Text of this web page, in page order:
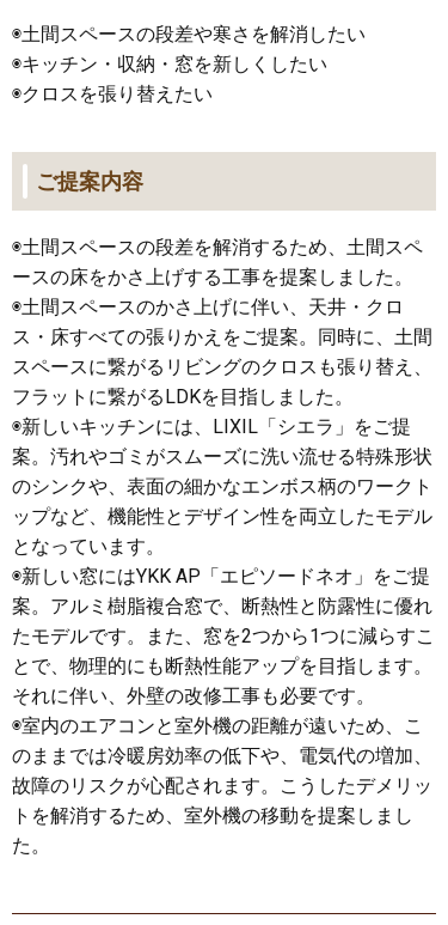
◉土間スペースの段差や寒さを解消したい
◉キッチン・収納・窓を新しくしたい
◉クロスを張り替えたい
ご提案内容
◉土間スペースの段差を解消するため、土間スペ
ースの床をかさ上げする工事を提案しました。
◉土間スペースのかさ上げに伴い、天井・クロ
ス・床すべての張りかえをご提案。同時に、土間
スペースに繋がるリビングのクロスも張り替え、
フラットに繋がるLDKを目指しました。
◉新しいキッチンには、LIXIL「シエラ」をご提
案。汚れやゴミがスムーズに洗い流せる特殊形状
のシンクや、表面の細かなエンボス柄のワークト
ップなど、機能性とデザイン性を両立したモデル
となっています。
◉新しい窓にはYKK AP「エピソードネオ」をご提
案。アルミ樹脂複合窓で、断熱性と防露性に優れ
たモデルです。また、窓を2つから1つに減らすこ
とで、物理的にも断熱性能アップを目指します。
それに伴い、外壁の改修工事も必要です。
◉室内のエアコンと室外機の距離が遠いため、こ
のままでは冷暖房効率の低下や、電気代の増加、
故障のリスクが心配されます。こうしたデメリッ
トを解消するため、室外機の移動を提案しまし
た。